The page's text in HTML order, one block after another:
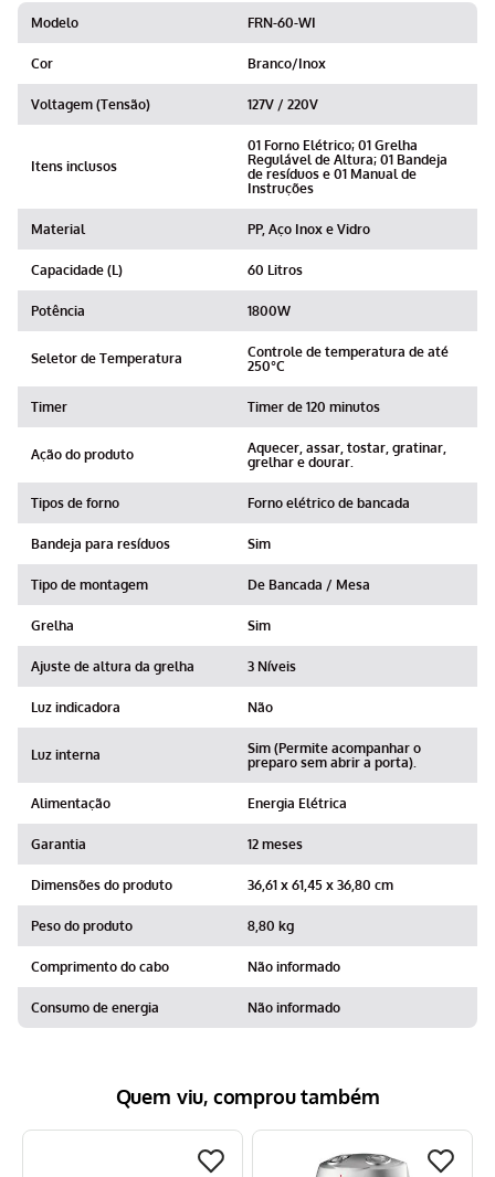
Modelo FRN-60-WI
Cor Branco/Inox
Voltagem (Tensão) 127V / 220V
Itens inclusos
01 Forno Elétrico; 01 Grelha
Regulável de Altura; 01 Bandeja
de resíduos e 01 Manual de
Instruções
Material PP, Aço Inox e Vidro
Capacidade (L) 60 Litros
Potência 1800W
Seletor de Temperatura
Controle de temperatura de até
250°C
Timer Timer de 120 minutos
Ação do produto
Aquecer, assar, tostar, gratinar,
grelhar e dourar.
Tipos de forno Forno elétrico de bancada
Bandeja para resíduos Sim
Tipo de montagem De Bancada / Mesa
Grelha Sim
Ajuste de altura da grelha 3 Níveis
Luz indicadora Não
Luz interna
Sim (Permite acompanhar o
preparo sem abrir a porta).
Alimentação Energia Elétrica
Garantia 12 meses
Dimensões do produto 36,61 x 61,45 x 36,80 cm
Peso do produto 8,80 kg
Comprimento do cabo Não informado
Consumo de energia Não informado
Quem viu, comprou também